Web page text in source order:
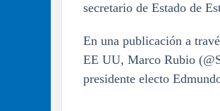
secretario de Estado de
En una publicación a
EE UU, Marco Rubio
presidente electo